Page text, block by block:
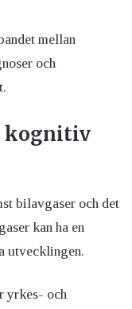
mellan
och
kognitiv
bilavgaser och det
kan ha en
utvecklingen.
yrkes- och